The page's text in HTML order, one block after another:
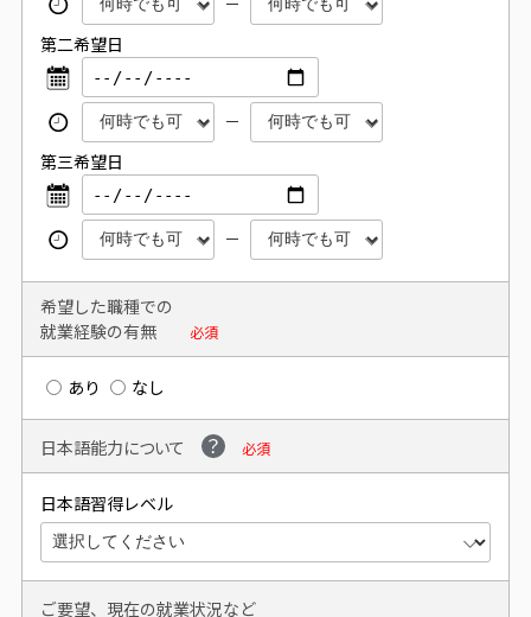
第二希望日
第三希望日
希望した職種での
就業経験の有無
必須
あり なし
日本語能力について 必須
日本語習得レベル
ご要望、現在の就業状況など